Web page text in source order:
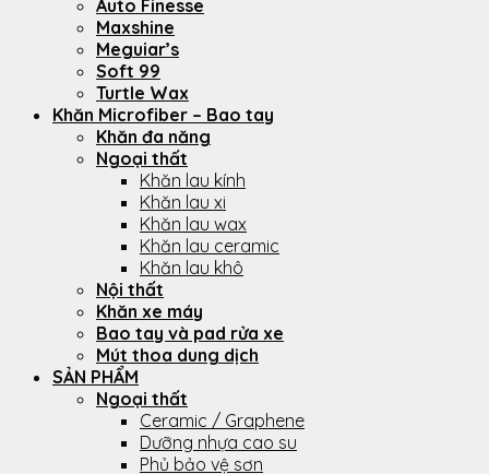
Auto Finesse
Maxshine
Meguiar’s
Soft 99
Turtle Wax
Khăn Microfiber – Bao tay
Khăn đa năng
Ngoại thất
Khăn lau kính
Khăn lau xi
Khăn lau wax
Khăn lau ceramic
Khăn lau khô
Nội thất
Khăn xe máy
Bao tay và pad rửa xe
Mút thoa dung dịch
SẢN PHẨM
Ngoại thất
Ceramic / Graphene
Dưỡng nhựa cao su
Phủ bảo vệ sơn